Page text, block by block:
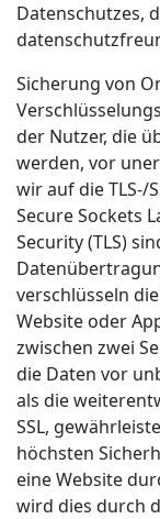
Datenschutzes,
Sicherung von
der Nutzer, die
werden, vor
wir auf die TLS-/
Secure Sockets
Security (TLS)
verschlüsseln
Website oder
zwischen zwei
die Daten vor
als die
SSL,
höchsten
eine Website
wird dies durch